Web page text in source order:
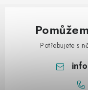
Potřebujete s
info